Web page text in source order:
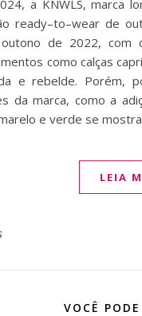
a KNWLS, marca
ready–to–wear de
de 2022, com
como calças
e rebelde. Porém,
da marca, como a
e verde se
LEIA
VOCÊ